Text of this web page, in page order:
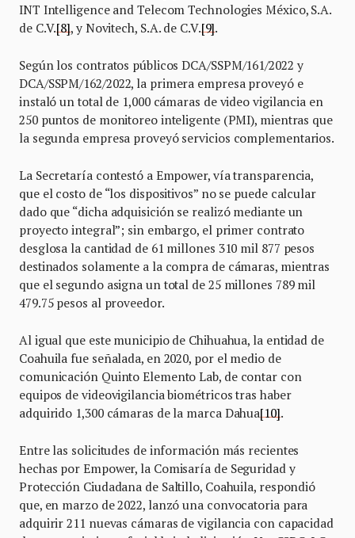
INT Intelligence and Telecom Technologies México, S.A.
de C.V.[8], y Novitech, S.A. de C.V.[9].
Según los contratos públicos DCA/SSPM/161/2022 y
DCA/SSPM/162/2022, la primera empresa proveyó e
instaló un total de 1,000 cámaras de video vigilancia en
250 puntos de monitoreo inteligente (PMI), mientras que
la segunda empresa proveyó servicios complementarios.
La Secretaría contestó a Empower, vía transparencia,
que el costo de “los dispositivos” no se puede calcular
dado que “dicha adquisición se realizó mediante un
proyecto integral”; sin embargo, el primer contrato
desglosa la cantidad de 61 millones 310 mil 877 pesos
destinados solamente a la compra de cámaras, mientras
que el segundo asigna un total de 25 millones 789 mil
479.75 pesos al proveedor.
Al igual que este municipio de Chihuahua, la entidad de
Coahuila fue señalada, en 2020, por el medio de
comunicación Quinto Elemento Lab, de contar con
equipos de videovigilancia biométricos tras haber
adquirido 1,300 cámaras de la marca Dahua[10].
Entre las solicitudes de información más recientes
hechas por Empower, la Comisaría de Seguridad y
Protección Ciudadana de Saltillo, Coahuila, respondió
que, en marzo de 2022, lanzó una convocatoria para
adquirir 211 nuevas cámaras de vigilancia con capacidad